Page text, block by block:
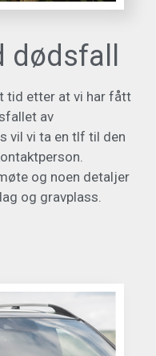
dødsfall
tid etter at vi har fått
av
vil vi ta en tlf til den
og noen detaljer
og gravplass.